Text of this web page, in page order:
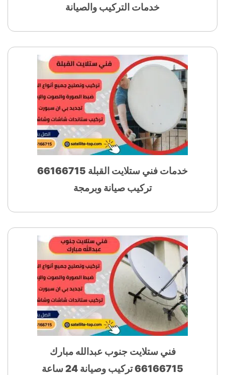
خدمات التركيب والصيانة
خدمات فني ستلايت القبلة 66166715
تركيب صيانة وبرمجة
فني ستلايت جنوب عبدالله مبارك
66166715 تركيب وصيانة 24 ساعة